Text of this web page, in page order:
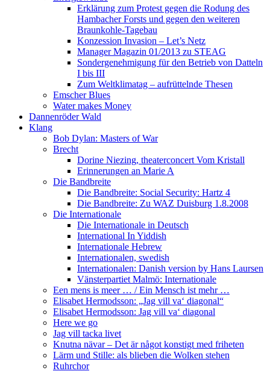
Erklärung zum Protest gegen die Rodung des
Hambacher Forsts und gegen den weiteren
Braunkohle-Tagebau
Konzession Invasion – Let’s Netz
Manager Magazin 01/2013 zu STEAG
Sondergenehmigung für den Betrieb von Datteln
I bis III
Zum Weltklimatag – aufrüttelnde Thesen
Emscher Blues
Water makes Money
Dannenröder Wald
Klang
Bob Dylan: Masters of War
Brecht
Dorine Niezing, theaterconcert Vom Kristall
Erinnerungen an Marie A
Die Bandbreite
Die Bandbreite: Social Security: Hartz 4
Die Bandbreite: Zu WAZ Duisburg 1.8.2008
Die Internationale
Die Internationale in Deutsch
International In Yiddish
Internationale Hebrew
Internationalen, swedish
Internationalen: Danish version by Hans Laursen
Vänsterpartiet Malmö: Internationale
Een mens is meer … / Ein Mensch ist mehr …
Elisabet Hermodsson: „Jag vill va‘ diagonal“
Elisabet Hermodsson: Jag vill va‘ diagonal
Here we go
Jag vill tacka livet
Knutna nävar – Det är något konstigt med friheten
Lärm und Stille: als blieben die Wolken stehen
Ruhrchor